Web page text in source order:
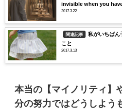
invisible when you
2017.3.22
関連記事
私がいちばん
こと
2017.3.13
本当の【マイノリティ】
分の努力ではどうしよう